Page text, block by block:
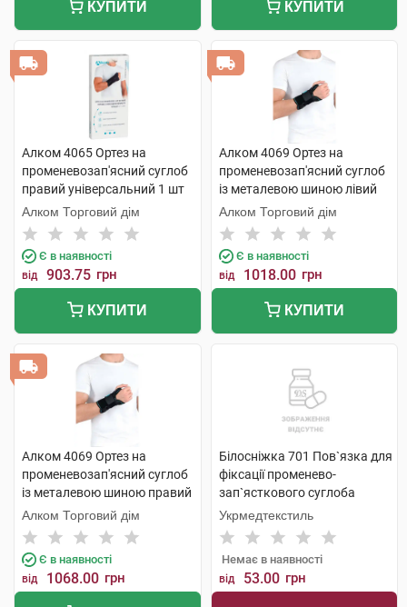
КУПИТИ КУПИТИ
Алком 4065 Ортез на
променевозап'ясний суглоб
правий універсальний 1 шт
Алком Торговий дім
Є в наявності
від 903.75 грн
КУПИТИ
Алком 4069 Ортез на
променевозап'ясний суглоб
із металевою шиною лівий
універсальний 1 шт
Алком Торговий дім
Є в наявності
від 1018.00 грн
КУПИТИ
Алком 4069 Ортез на
променевозап'ясний суглоб
із металевою шиною правий
універсальний 1 шт
Алком Торговий дім
Є в наявності
від 1068.00 грн
Білосніжка 701 Пов`язка для
фіксації променево-
зап`ясткового суглоба
розмір 1 (15-16 см) 1 шт
Укрмедтекстиль
Немає в наявності
від 53.00 грн